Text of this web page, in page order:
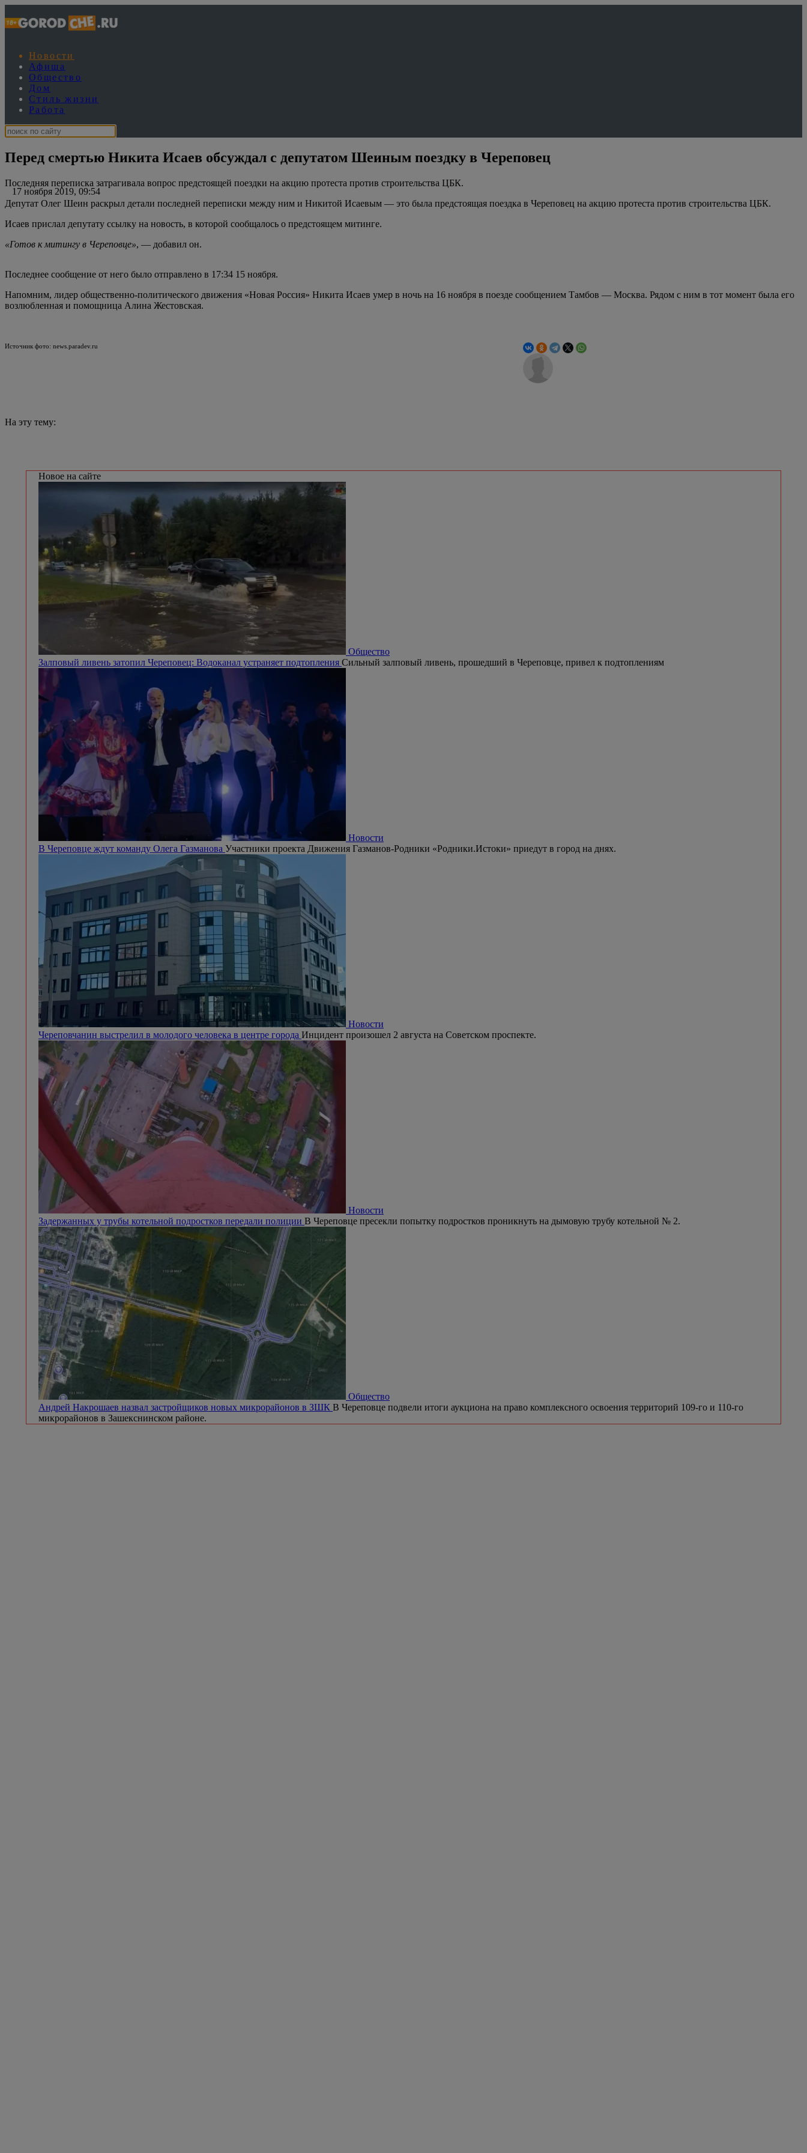
Новости
Афиша
Общество
Дом
Стиль жизни
Работа
Перед смертью Никита Исаев обсуждал с депутатом Шеиным поездку в Череповец
17 ноября 2019, 09:54
Последняя переписка затрагивала вопрос предстоящей поездки на акцию протеста против строительства ЦБК.
Депутат Олег Шеин раскрыл детали последней переписки между ним и Никитой Исаевым — это была предстоящая поездка в Череповец на акцию протеста против строительства ЦБК.
Исаев прислал депутату ссылку на новость, в которой сообщалось о предстоящем митинге.
«Готов к митингу в Череповце», — добавил он.
Последнее сообщение от него было отправлено в 17:34 15 ноября.
Напомним, лидер общественно-политического движения «Новая Россия» Никита Исаев умер в ночь на 16 ноября в поезде сообщением Тамбов — Москва. Рядом с ним в тот момент была его
возлюбленная и помощница Алина Жестовская.
Источник фото: news.paradev.ru
На эту тему:
Новое на сайте
Общество
Залповый ливень затопил Череповец: Водоканал устраняет подтопления Сильный залповый ливень, прошедший в Череповце, привел к подтоплениям
Новости
В Череповце ждут команду Олега Газманова Участники проекта Движения Газманов-Родники «Родники.Истоки» приедут в город на днях.
Новости
Череповчанин выстрелил в молодого человека в центре города Инцидент произошел 2 августа на Советском проспекте.
Новости
Задержанных у трубы котельной подростков передали полиции В Череповце пресекли попытку подростков проникнуть на дымовую трубу котельной № 2.
Общество
Андрей Накрошаев назвал застройщиков новых микрорайонов в ЗШК В Череповце подвели итоги аукциона на право комплексного освоения территорий 109-го и 110-го
микрорайонов в Зашекснинском районе.